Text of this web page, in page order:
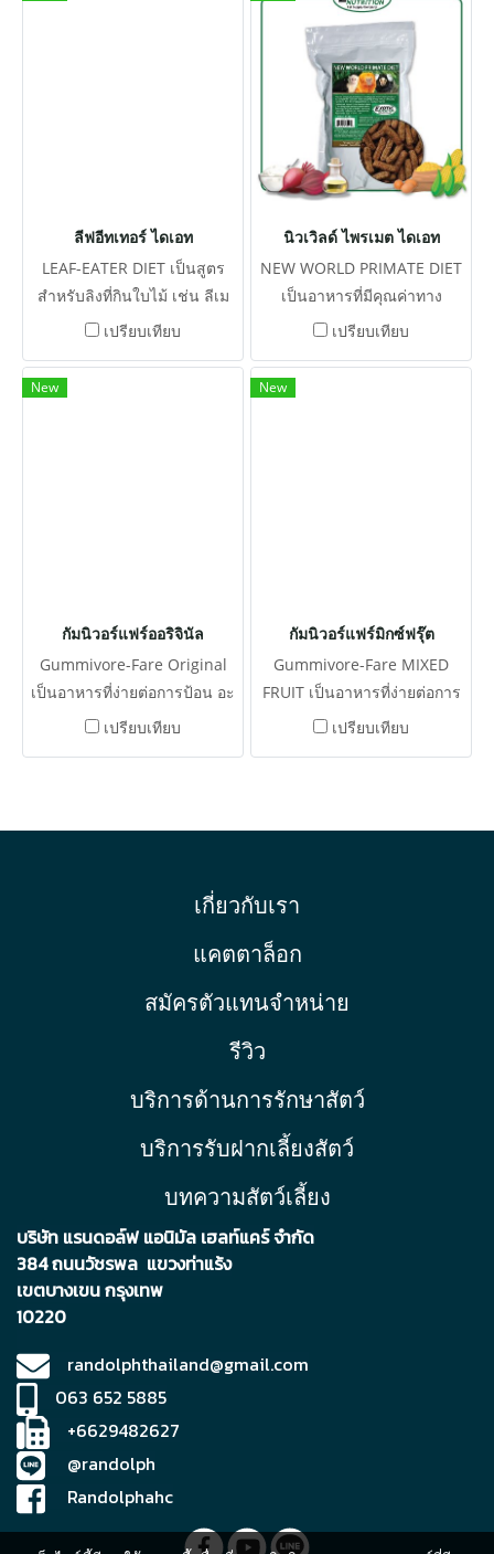
ยังประกอบไปด้ยพรีไบโอติกส์ที่
ส่งเสริมการเจริญเติบโตของ
จุลินทรีย์จามธรรมชาติ ให้
โตไลยีสต์ อาหารเสริมชนิดเข้ม
ข้นสูง ให้ระดับของเบต้ากลู
แคนสูงช่วยในการกระตุ้นภูมิ
ลีฟอีทเทอร์ ไดเอท
LEAF-EATER DIET เป็นสูตร
สำหรับลิงที่กินใบไม้ เช่น ลีเม
อร์ ค่าง กอริลล่า อุรังอุตัง เฮาเอ
อื่น จิงโจ้ และแพนด้าแดง ที่มี
เปรียบเทียบ
นิวเวิลด์ ไพรเมต ไดเอท
NEW WORLD PRIMATE DIET
เป็นอาหารที่มีคุณค่าทาง
โภชนาการสูง มีความน่ากิน
สำหรับ ลิงโลกใหม่ทั้งหลายใน
เปรียบเทียบ
New
กัมนิวอร์แฟร์ออริจินัล
Gummivore-Fare Original
เป็นอาหารที่ง่ายต่อการป้อน อะ
คาเซีย-กัมเป็นแหล่งอาหาร
สัตว์เลี้ยงลูกด้วยนม
เปรียบเทียบ
New
กัมนิวอร์แฟร์มิกซ์ฟรุ๊ต
Gummivore-Fare MIXED
FRUIT เป็นอาหารที่ง่ายต่อการ
ป้อน อะคาเซียกัมเป็นแหล่ง
สำหรับสัตว์เลี้ยงลูกด้วยนม
เปรียบเทียบ
เกี่ยวกับเรา
แคตตาล็อก
สมัครตัวแทนจำหน่าย
รีวิว
บริการด้านการรักษาสัตว์
บริการรับฝากเลี้ยงสัตว์
บทความสัตว์เลี้ยง
บริษัท แรนดอล์ฟ แอนิมัล เฮลท์แคร์ จำกัด
384 ถนนวัชรพล แขวงท่าแร้ง
เขตบางเขน กรุงเทพ
10220
randolphthailand@gmail.com
063 652 5885
+6629482627
@randolph
Randolphahc